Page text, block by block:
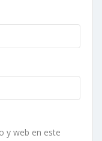
y web en este